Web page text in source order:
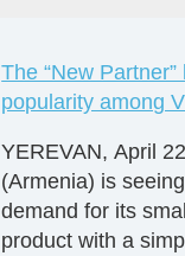
The “New
popularity among
YEREVAN, April
(Armenia) is
demand for its
product with a